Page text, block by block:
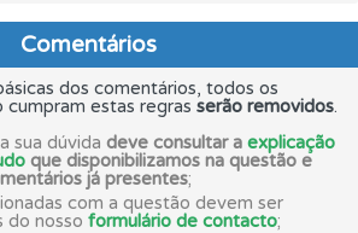
Comentários
dos comentários, todos os
estas regras serão removidos.
sua dúvida deve consultar a explicação
que disponibilizamos na questão e
já presentes;
com a questão devem ser
do nosso formulário de contacto;